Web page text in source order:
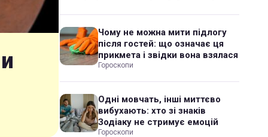
Чому не можна мити підлогу
після гостей: що означає ця
прикмета і звідки вона взялася
Гороскопи
Одні мовчать, інші миттєво
вибухають: хто зі знаків
Зодіаку не стримує емоцій
Гороскопи